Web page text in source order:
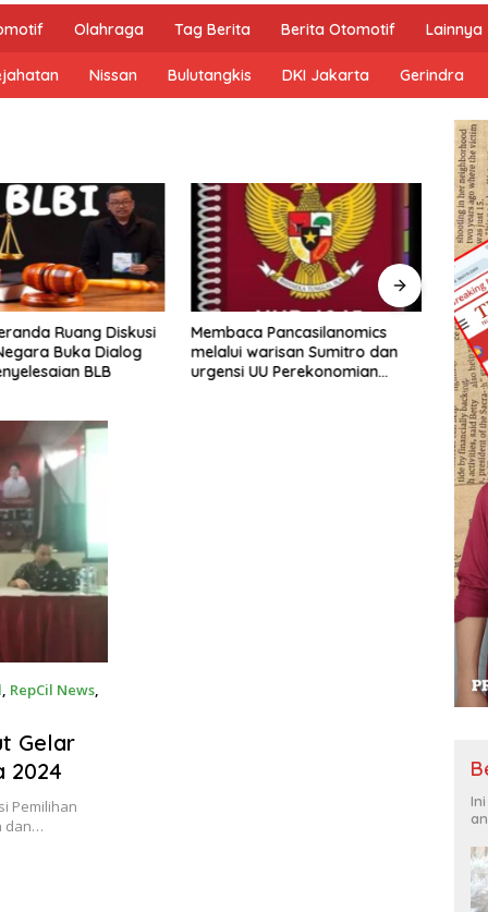
Olahraga Tag Berita Berita Otomotif Lainnya
Nissan Bulutangkis DKI Jakarta Gerindra
Pancasilanomics
Sumitro dan
Perekonomian
Menyelaraskan Pemerintah
dan Industri di DTI-CX 2026:
DEN Gaungkan GovTech, AI,
, RepCil News,
Gelar
2024
Pemilihan
dan…